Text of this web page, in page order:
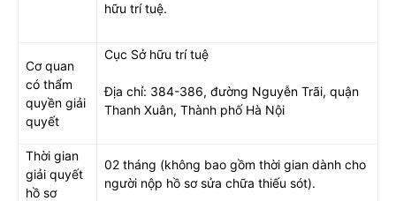
hữu trí tuệ.
Cơ quan
có thẩm
quyền giải
quyết
Cục Sở hữu trí tuệ
Địa chỉ: 384-386, đường Nguyễn Trãi, quận
Thanh Xuân, Thành phố Hà Nội
Thời gian
giải quyết
hồ sơ
02 tháng (không bao gồm thời gian dành cho
người nộp hồ sơ sửa chữa thiếu sót).